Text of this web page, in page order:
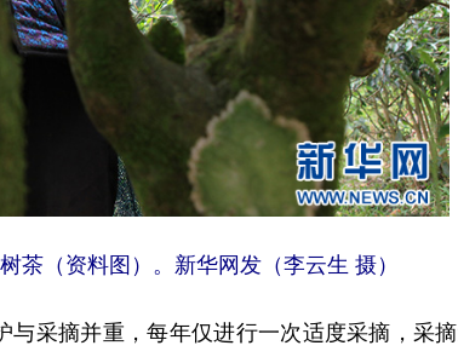
茶（资料图）。新华网发（李云生 摄）
采摘并重，每年仅进行一次适度采摘，采